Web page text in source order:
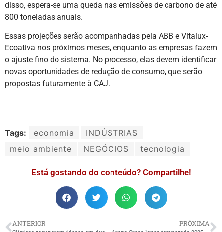
disso, espera-se uma queda nas emissões de carbono de até
800 toneladas anuais.
Essas projeções serão acompanhadas pela ABB e Vitalux-
Ecoativa nos próximos meses, enquanto as empresas fazem
o ajuste fino do sistema. No processo, elas devem identificar
novas oportunidades de redução de consumo, que serão
propostas futuramente à CAJ.
Tags: economia
INDÚSTRIAS
meio ambiente
NEGÓCIOS tecnologia
Está gostando do conteúdo? Compartilhe!
ANTERIOR PRÓXIMA